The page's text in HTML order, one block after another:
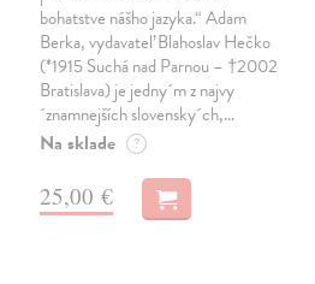
bohatstve nášho jazyka.“ Adam
Berka, vydavateľ Blahoslav Hečko
(*1915 Suchá nad Parnou – †2002
Bratislava) je jedny´m z najvy
´znamnejších slovensky´ch,…
Na sklade ?
25,00 €